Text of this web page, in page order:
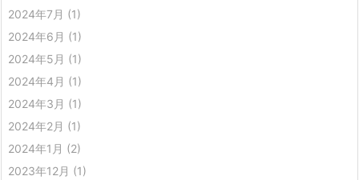
2024年7月 (1)
2024年6月 (1)
2024年5月 (1)
2024年4月 (1)
2024年3月 (1)
2024年2月 (1)
2024年1月 (2)
2023年12月 (1)